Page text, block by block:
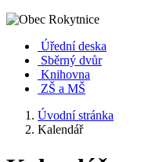
Úřední deska
Sběrný dvůr
Knihovna
ZŠ a MŠ
Úvodní stránka
Kalendář